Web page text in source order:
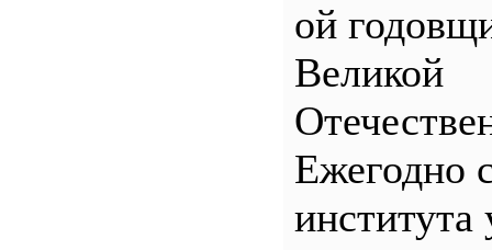
ой
Великой
Ежегодно
института